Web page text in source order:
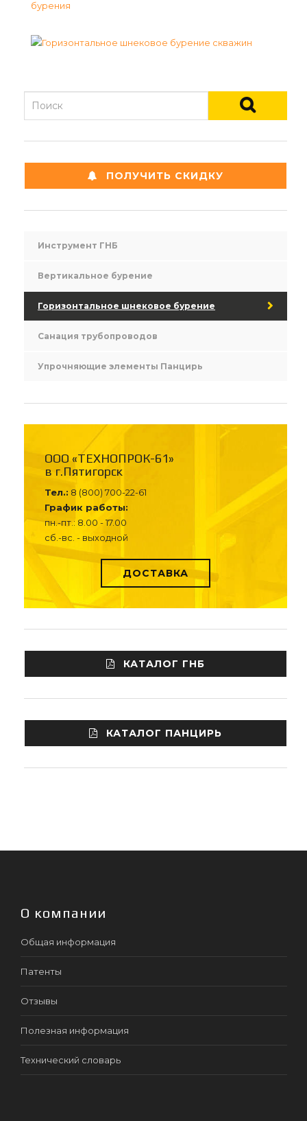
ПОЛУЧИТЬ СКИДКУ
Инструмент ГНБ
Вертикальное бурение
Горизонтальное шнековое бурение
Санация трубопроводов
Упрочняющие элементы Панцирь
ООО «ТЕХНОПРОК-61»
в г.Пятигорск
Тел.: 8 (800) 700-22-61
График работы:
пн.-пт.: 8.00 - 17.00
сб.-вс. - выходной
ДОСТАВКА
КАТАЛОГ ГНБ
КАТАЛОГ ПАНЦИРЬ
О компании
Общая информация
Патенты
Отзывы
Полезная информация
Технический словарь